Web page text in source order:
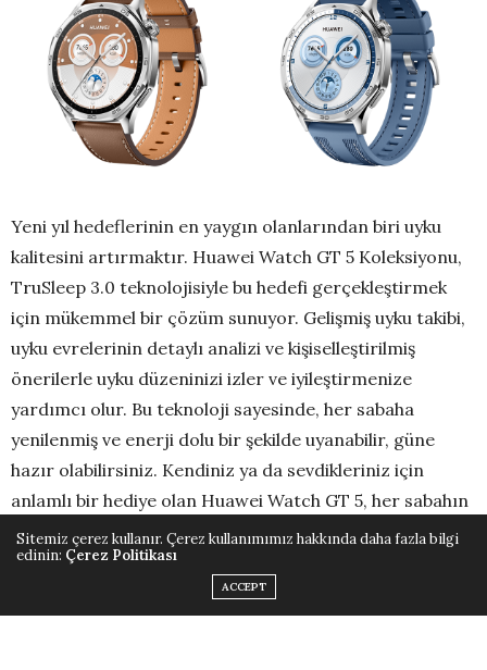
Yeni yıl hedeflerinin en yaygın olanlarından biri uyku
kalitesini artırmaktır. Huawei Watch GT 5 Koleksiyonu,
TruSleep 3.0 teknolojisiyle bu hedefi gerçekleştirmek
için mükemmel bir çözüm sunuyor. Gelişmiş uyku takibi,
uyku evrelerinin detaylı analizi ve kişiselleştirilmiş
önerilerle uyku düzeninizi izler ve iyileştirmenize
yardımcı olur. Bu teknoloji sayesinde, her sabaha
yenilenmiş ve enerji dolu bir şekilde uyanabilir, güne
hazır olabilirsiniz. Kendiniz ya da sevdikleriniz için
anlamlı bir hediye olan Huawei Watch GT 5, her sabahın
doğru bir şekilde başlamasını sağlar.
Aktif kalmak ve fitness hedeflerinize ulaşmak, Huawei
Watch GT 5’in profesyonel koşu rehberliği ve hassas GPS
Sitemiz çerez kullanır. Çerez kullanımımız hakkında daha fazla bilgi
edinin: Çerez Politikası
ACCEPT